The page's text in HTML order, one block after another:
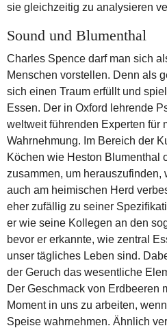
sie gleichzeitig zu analysieren
Sound und Blumenthal
Charles Spence darf man sich
Menschen vorstellen. Denn als
sich einen Traum erfüllt und
Essen. Der in Oxford lehrende
weltweit führenden Experten für
Wahrnehmung. Im Bereich der
Köchen wie Heston Blumenthal
zusammen, um herauszufinden,
auch am heimischen Herd
eher zufällig zu seiner
er wie seine Kollegen an den
bevor er erkannte, wie zentral
unser tägliches Leben sind.
der Geruch das wesentliche
Der Geschmack von Erdbeeren
Moment in uns zu arbeiten,
Speise wahrnehmen. Ähnlich